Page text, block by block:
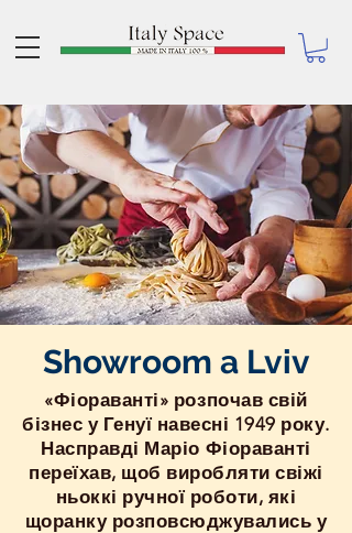
Showroom a Lviv
«Фіораванті» розпочав свій
бізнес у Генуї навесні 1949 року.
Насправді Маріо Фіораванті
переїхав, щоб виробляти свіжі
ньоккі ручної роботи, які
щоранку розповсюджувались у